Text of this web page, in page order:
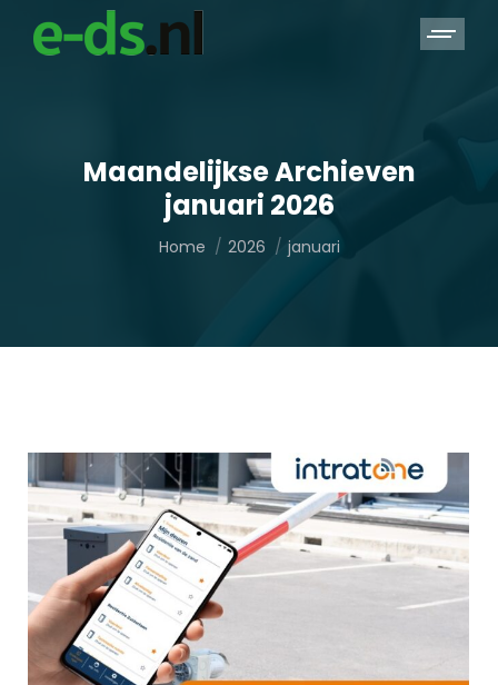
Maandelijkse Archieven
januari 2026
Je bent hier:
Home 2026 januari